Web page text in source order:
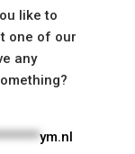
like to
one of our
any
ym.nl